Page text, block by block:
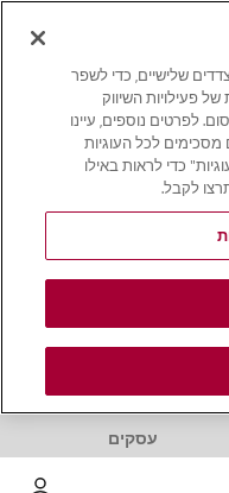
עסקים
שלישיים, כדי לשפר
פעילויות השיווק
לפרטים נוספים, עיינו
מסכימים לכל העוגיות
כדי לראות באילו
לקבל.